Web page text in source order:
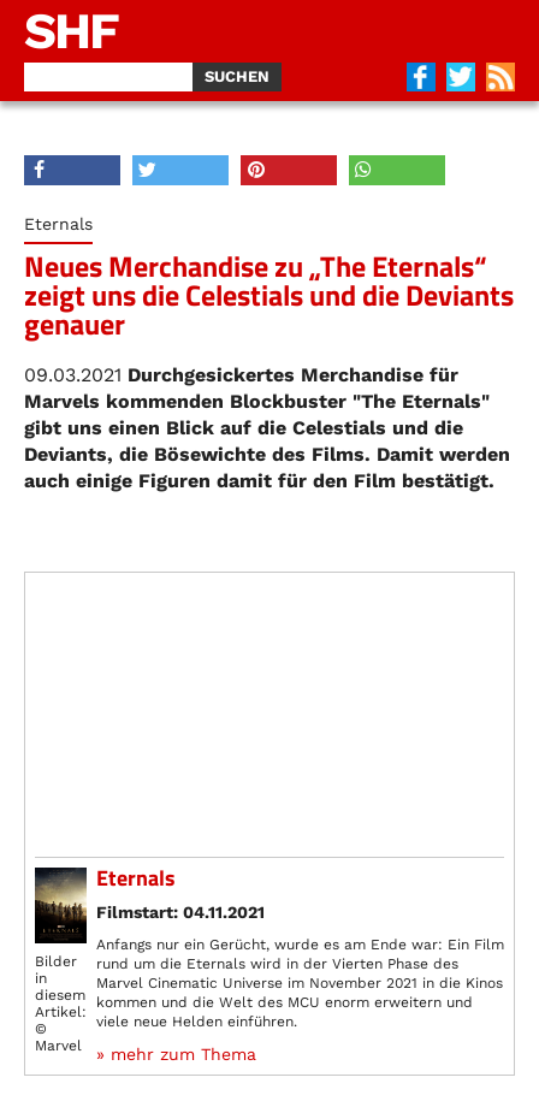
SHF
Eternals
Neues Merchandise zu „The Eternals“
zeigt uns die Celestials und die Deviants
genauer
09.03.2021 Durchgesickertes Merchandise für
Marvels kommenden Blockbuster "The Eternals"
gibt uns einen Blick auf die Celestials und die
Deviants, die Bösewichte des Films. Damit werden
auch einige Figuren damit für den Film bestätigt.
Bilder
in
diesem
Artikel:
©
Marvel
Eternals
Filmstart: 04.11.2021
Anfangs nur ein Gerücht, wurde es am Ende war: Ein Film
rund um die Eternals wird in der Vierten Phase des
Marvel Cinematic Universe im November 2021 in die Kinos
kommen und die Welt des MCU enorm erweitern und
viele neue Helden einführen.
» mehr zum Thema